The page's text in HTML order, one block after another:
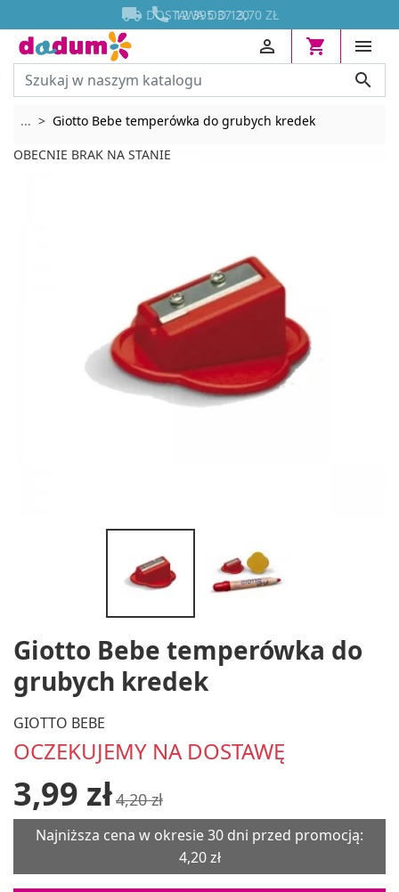
 12 395 37 20
 DOSTAWA OD 13,70 ZŁ






... Rozwiń breadcrumbs
Giotto Bebe temperówka do grubych kredek
OBECNIE BRAK NA STANIE
Giotto Bebe temperówka do
grubych kredek
GIOTTO BEBE
OCZEKUJEMY NA DOSTAWĘ
3,99 zł4,20 zł
Najniższa cena w okresie 30 dni przed promocją:
4,20 zł